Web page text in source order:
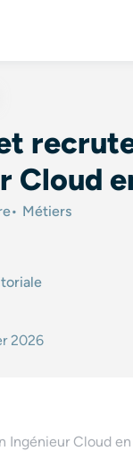
Cloud
Métiers
2026
Ingénieur Cloud